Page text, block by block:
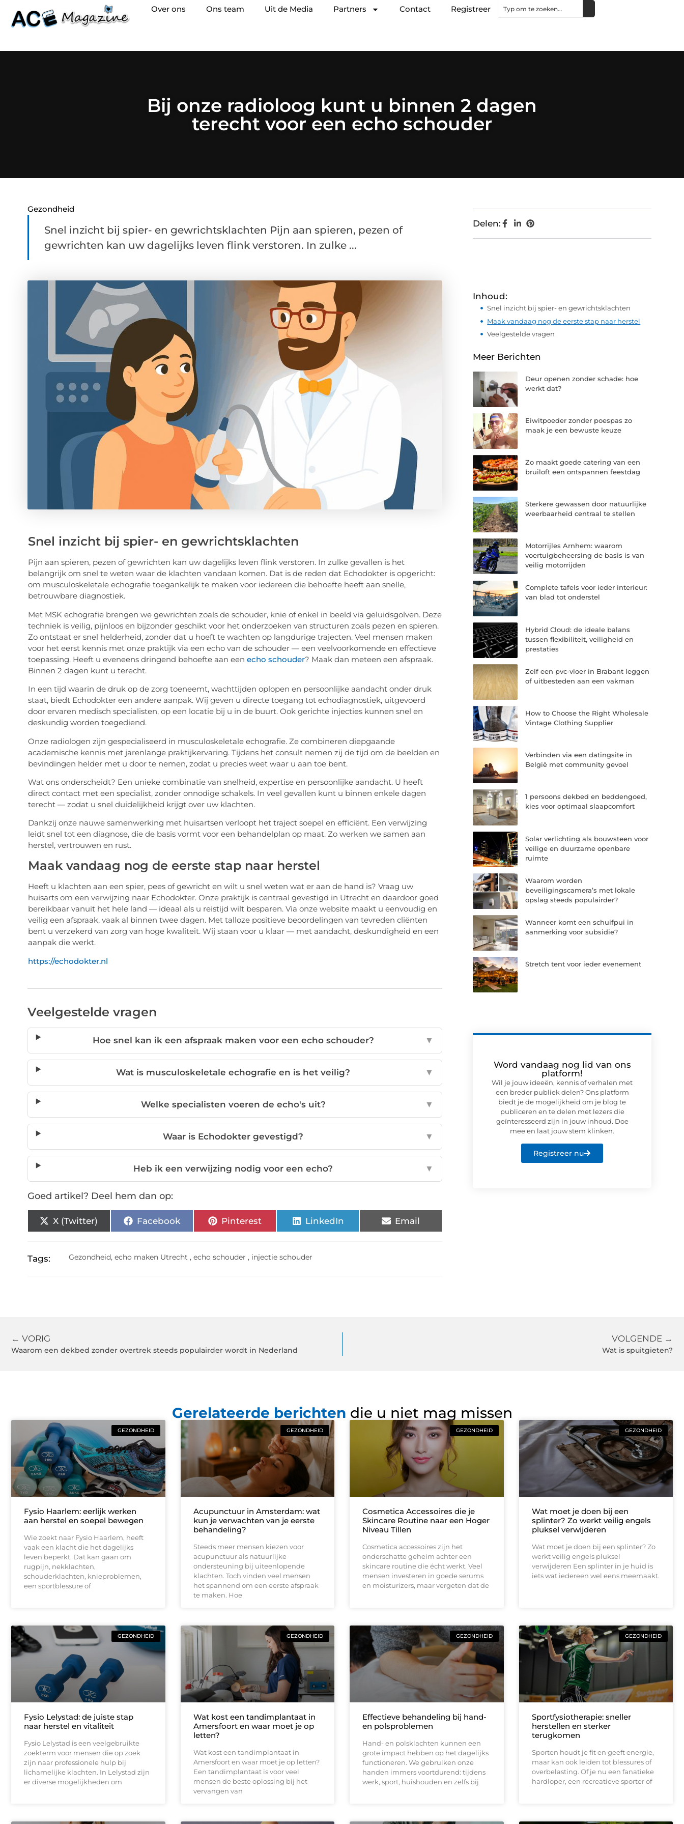
Over ons Ons team Uit de Media Partners Contact Registreer
Bij onze radioloog kunt u binnen 2 dagen
terecht voor een echo schouder
Gezondheid
Snel inzicht bij spier- en gewrichtsklachten Pijn aan spieren, pezen of
gewrichten kan uw dagelijks leven flink verstoren. In zulke ...
Snel inzicht bij spier- en gewrichtsklachten
Pijn aan spieren, pezen of gewrichten kan uw dagelijks leven flink verstoren. In zulke gevallen is het
belangrijk om snel te weten waar de klachten vandaan komen. Dat is de reden dat Echodokter is opgericht:
om musculoskeletale echografie toegankelijk te maken voor iedereen die behoefte heeft aan snelle,
betrouwbare diagnostiek.
Met MSK echografie brengen we gewrichten zoals de schouder, knie of enkel in beeld via geluidsgolven. Deze
techniek is veilig, pijnloos en bijzonder geschikt voor het onderzoeken van structuren zoals pezen en spieren.
Zo ontstaat er snel helderheid, zonder dat u hoeft te wachten op langdurige trajecten. Veel mensen maken
voor het eerst kennis met onze praktijk via een echo van de schouder — een veelvoorkomende en effectieve
toepassing. Heeft u eveneens dringend behoefte aan een echo schouder? Maak dan meteen een afspraak.
Binnen 2 dagen kunt u terecht.
In een tijd waarin de druk op de zorg toeneemt, wachttijden oplopen en persoonlijke aandacht onder druk
staat, biedt Echodokter een andere aanpak. Wij geven u directe toegang tot echodiagnostiek, uitgevoerd
door ervaren medisch specialisten, op een locatie bij u in de buurt. Ook gerichte injecties kunnen snel en
deskundig worden toegediend.
Onze radiologen zijn gespecialiseerd in musculoskeletale echografie. Ze combineren diepgaande
academische kennis met jarenlange praktijkervaring. Tijdens het consult nemen zij de tijd om de beelden en
bevindingen helder met u door te nemen, zodat u precies weet waar u aan toe bent.
Wat ons onderscheidt? Een unieke combinatie van snelheid, expertise en persoonlijke aandacht. U heeft
direct contact met een specialist, zonder onnodige schakels. In veel gevallen kunt u binnen enkele dagen
terecht — zodat u snel duidelijkheid krijgt over uw klachten.
Dankzij onze nauwe samenwerking met huisartsen verloopt het traject soepel en efficiënt. Een verwijzing
leidt snel tot een diagnose, die de basis vormt voor een behandelplan op maat. Zo werken we samen aan
herstel, vertrouwen en rust.
Maak vandaag nog de eerste stap naar herstel
Heeft u klachten aan een spier, pees of gewricht en wilt u snel weten wat er aan de hand is? Vraag uw
huisarts om een verwijzing naar Echodokter. Onze praktijk is centraal gevestigd in Utrecht en daardoor goed
bereikbaar vanuit het hele land — ideaal als u reistijd wilt besparen. Via onze website maakt u eenvoudig en
veilig een afspraak, vaak al binnen twee dagen. Met talloze positieve beoordelingen van tevreden cliënten
bent u verzekerd van zorg van hoge kwaliteit. Wij staan voor u klaar — met aandacht, deskundigheid en een
aanpak die werkt.
https://echodokter.nl
Veelgestelde vragen
Hoe snel kan ik een afspraak maken voor een echo schouder? ▼
Wat is musculoskeletale echografie en is het veilig? ▼
Welke specialisten voeren de echo's uit? ▼
Waar is Echodokter gevestigd? ▼
Heb ik een verwijzing nodig voor een echo? ▼
Goed artikel? Deel hem dan op:
X (Twitter) Facebook Pinterest LinkedIn Email
Tags: Gezondheid,echo maken Utrecht ,echo schouder , injectie schouder
Delen:
Inhoud:
Snel inzicht bij spier- en gewrichtsklachten
Maak vandaag nog de eerste stap naar herstel
Veelgestelde vragen
Meer Berichten
Deur openen zonder schade: hoe
werkt dat?
Eiwitpoeder zonder poespas zo
maak je een bewuste keuze
Zo maakt goede catering van een
bruiloft een ontspannen feestdag
Sterkere gewassen door natuurlijke
weerbaarheid centraal te stellen
Motorrijles Arnhem: waarom
voertuigbeheersing de basis is van
veilig motorrijden
Complete tafels voor ieder interieur:
van blad tot onderstel
Hybrid Cloud: de ideale balans
tussen flexibiliteit, veiligheid en
prestaties
Zelf een pvc-vloer in Brabant leggen
of uitbesteden aan een vakman
How to Choose the Right Wholesale
Vintage Clothing Supplier
Verbinden via een datingsite in
België met community gevoel
1 persoons dekbed en beddengoed,
kies voor optimaal slaapcomfort
Solar verlichting als bouwsteen voor
veilige en duurzame openbare
ruimte
Waarom worden
beveiligingscamera’s met lokale
opslag steeds populairder?
Wanneer komt een schuifpui in
aanmerking voor subsidie?
Stretch tent voor ieder evenement
Word vandaag nog lid van ons
platform!
Wil je jouw ideeën, kennis of verhalen met
een breder publiek delen? Ons platform
biedt je de mogelijkheid om je blog te
publiceren en te delen met lezers die
geïnteresseerd zijn in jouw inhoud. Doe
mee en laat jouw stem klinken.
Registreer nu
← VORIG
Waarom een dekbed zonder overtrek steeds populairder wordt in Nederland
VOLGENDE →
Wat is spuitgieten?
Gerelateerde berichten die u niet mag missen
GEZONDHEID
Fysio Haarlem: eerlijk werken
aan herstel en soepel bewegen
Wie zoekt naar Fysio Haarlem, heeft
vaak een klacht die het dagelijks
leven beperkt. Dat kan gaan om
rugpijn, nekklachten,
schouderklachten, knieproblemen,
een sportblessure of
GEZONDHEID
Acupunctuur in Amsterdam: wat
kun je verwachten van je eerste
behandeling?
Steeds meer mensen kiezen voor
acupunctuur als natuurlijke
ondersteuning bij uiteenlopende
klachten. Toch vinden veel mensen
het spannend om een eerste afspraak
te maken. Hoe
GEZONDHEID
Cosmetica Accessoires die je
Skincare Routine naar een Hoger
Niveau Tillen
Cosmetica accessoires zijn het
onderschatte geheim achter een
skincare routine die écht werkt. Veel
mensen investeren in goede serums
en moisturizers, maar vergeten dat de
GEZONDHEID
Wat moet je doen bij een
splinter? Zo werkt veilig engels
pluksel verwijderen
Wat moet je doen bij een splinter? Zo
werkt veilig engels pluksel
verwijderen Een splinter in je huid is
iets wat iedereen wel eens meemaakt.
GEZONDHEID
Fysio Lelystad: de juiste stap
naar herstel en vitaliteit
Fysio Lelystad is een veelgebruikte
zoekterm voor mensen die op zoek
zijn naar professionele hulp bij
lichamelijke klachten. In Lelystad zijn
er diverse mogelijkheden om
GEZONDHEID
Wat kost een tandimplantaat in
Amersfoort en waar moet je op
letten?
Wat kost een tandimplantaat in
Amersfoort en waar moet je op letten?
Een tandimplantaat is voor veel
mensen de beste oplossing bij het
vervangen van
GEZONDHEID
Effectieve behandeling bij hand-
en polsproblemen
Hand- en polsklachten kunnen een
grote impact hebben op het dagelijks
functioneren. We gebruiken onze
handen immers voortdurend: tijdens
werk, sport, huishouden en zelfs bij
GEZONDHEID
Sportfysiotherapie: sneller
herstellen en sterker
terugkomen
Sporten houdt je fit en geeft energie,
maar kan ook leiden tot blessures of
overbelasting. Of je nu een fanatieke
hardloper, een recreatieve sporter of